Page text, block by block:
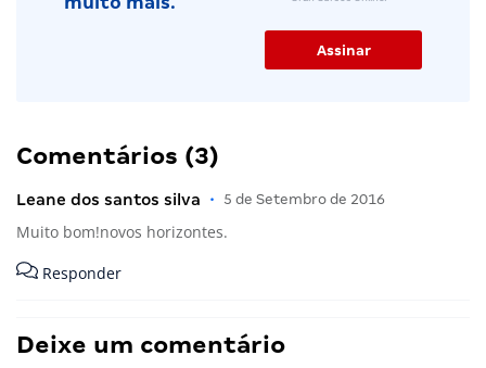
Comentários (3)
Leane dos santos silva • 5 de Setembro de 2016
Muito bom!novos horizontes.
Responder
Deixe um comentário